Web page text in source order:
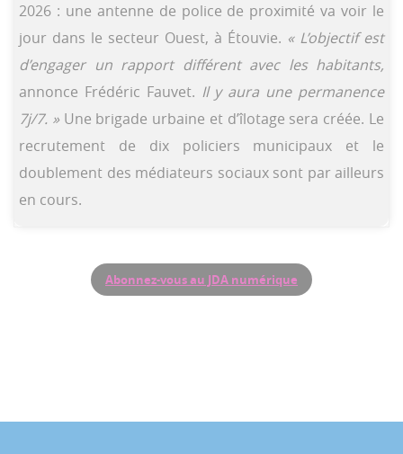
2026 : une antenne de police de proximité va voir le
jour dans le secteur Ouest, à Étouvie. « L’objectif est
d’engager un rapport différent avec les habitants,
annonce Frédéric Fauvet. Il y aura une permanence
7j/7. »Une brigade urbaine et d’îlotage sera créée. Le
recrutement de dix policiers municipaux et le
doublement des médiateurs sociaux sont par ailleurs
en cours.
Abonnez-vous au JDA numérique